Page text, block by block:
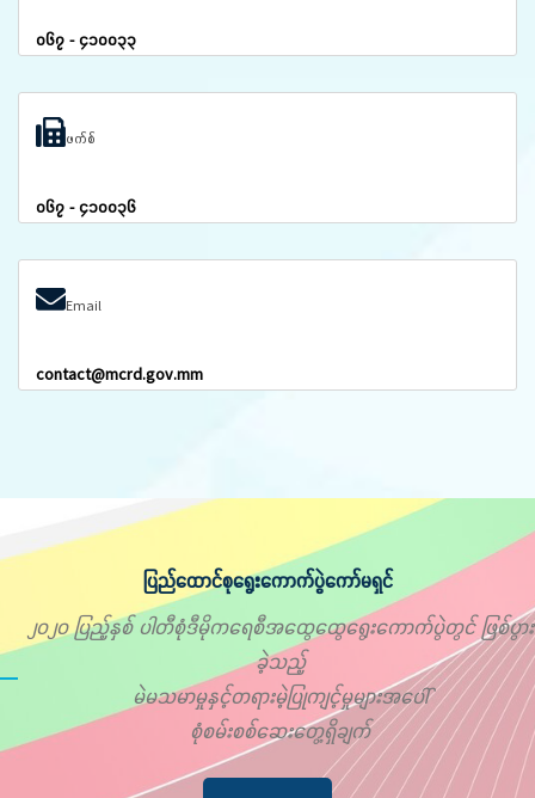
၀၆၇ - ၄၁၀၀၃၃
ဖက်စ်
၀၆၇ - ၄၁၀၀၃၆
Email
contact@mcrd.gov.mm
ပြည်ထောင်စုရွေးကောက်ပွဲကော်မရှင်
၂၀၂၀ ပြည့်နှစ် ပါတီစုံဒီမိုကရေစီအထွေထွေရွေးကောက်ပွဲတွင် ဖြစ်ပွား
ခဲ့သည့်
မဲမသမာမှုနှင့်တရားမဲ့ပြုကျင့်မှုများအပေါ်
စုံစမ်းစစ်ဆေးတွေ့ရှိချက်